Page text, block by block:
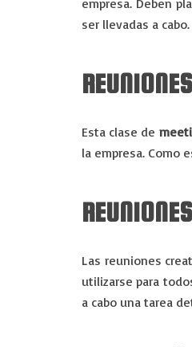
empresa. Deben
ser llevadas a cabo.
Esta clase de
la empresa. Como
Las reuniones
utilizarse para
a cabo una tarea